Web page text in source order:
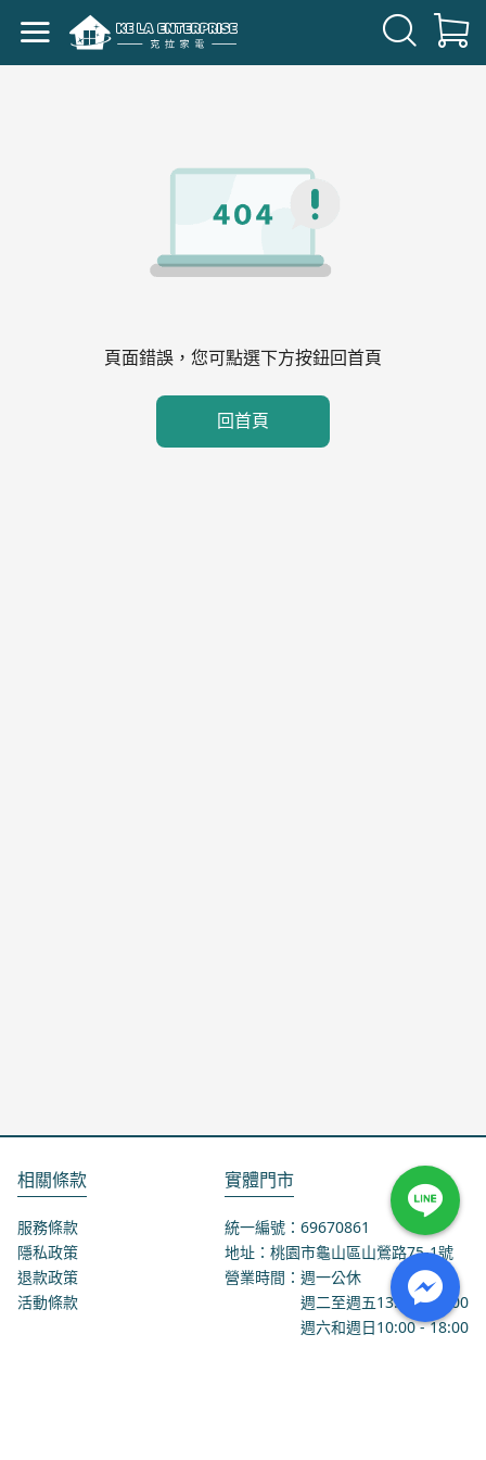
頁面錯誤，您可點選下方按鈕回首頁
回首頁
相關條款
服務條款
隱私政策
退款政策
活動條款
實體門市
統一編號：69670861
地址：桃園市龜山區山鶯路75-1號
營業時間：週一公休
週二至週五13:00 - 18:00
週六和週日10:00 - 18:00